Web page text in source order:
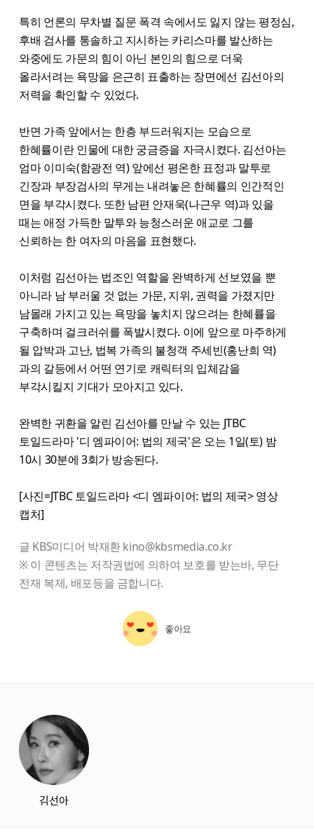
특히 언론의 무차별 질문 폭격 속에서도 잃지 않는 평정심,
후배 검사를 통솔하고 지시하는 카리스마를 발산하는
와중에도 가문의 힘이 아닌 본인의 힘으로 더욱
올라서려는 욕망을 은근히 표출하는 장면에선 김선아의
저력을 확인할 수 있었다.
반면 가족 앞에서는 한층 부드러워지는 모습으로
한혜률이란 인물에 대한 궁금증을 자극시켰다. 김선아는
엄마 이미숙(함광전 역) 앞에선 평온한 표정과 말투로
긴장과 부장검사의 무게는 내려놓은 한혜률의 인간적인
면을 부각시켰다. 또한 남편 안재욱(나근우 역)과 있을
때는 애정 가득한 말투와 능청스러운 애교로 그를
신뢰하는 한 여자의 마음을 표현했다.
이처럼 김선아는 법조인 역할을 완벽하게 선보였을 뿐
아니라 남 부러울 것 없는 가문, 지위, 권력을 가졌지만
남몰래 가지고 있는 욕망을 놓치지 않으려는 한혜률을
구축하며 걸크러쉬를 폭발시켰다. 이에 앞으로 마주하게
될 압박과 고난, 법복 가족의 불청객 주세빈(홍난희 역)
과의 갈등에서 어떤 연기로 캐릭터의 입체감을
부각시킬지 기대가 모아지고 있다.
완벽한 귀환을 알린 김선아를 만날 수 있는 JTBC
토일드라마 '디 엠파이어: 법의 제국'은 오는 1일(토) 밤
10시 30분에 3회가 방송된다.
[사진=JTBC 토일드라마 <디 엠파이어: 법의 제국> 영상
캡처]
글 KBS미디어 박재환 kino@kbsmedia.co.kr
※ 이 콘텐츠는 저작권법에 의하여 보호를 받는바, 무단
전재 복제, 배포등을 금합니다.
좋아요
김선아